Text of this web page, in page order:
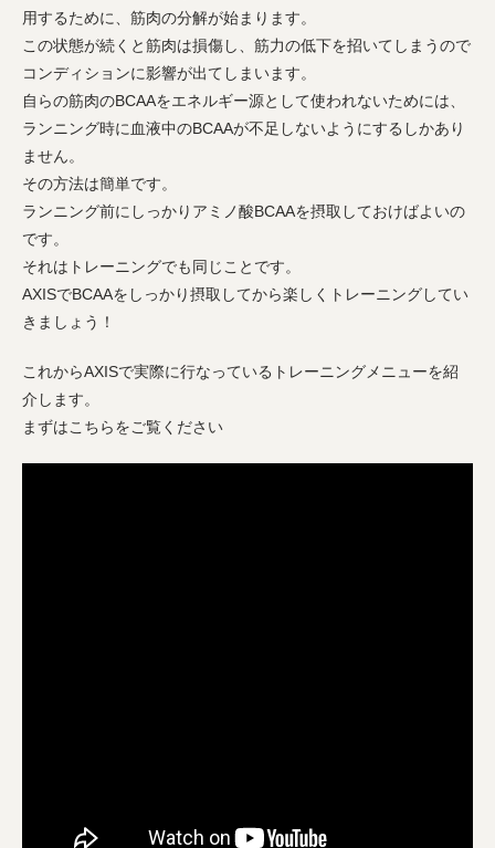
用するために、筋肉の分解が始まります。
この状態が続くと筋肉は損傷し、筋力の低下を招いてしまうので
コンディションに影響が出てしまいます。
自らの筋肉のBCAAをエネルギー源として使われないためには、
ランニング時に血液中のBCAAが不足しないようにするしかあり
ません。
その方法は簡単です。
ランニング前にしっかりアミノ酸BCAAを摂取しておけばよいの
です。
それはトレーニングでも同じことです。
AXISでBCAAをしっかり摂取してから楽しくトレーニングしてい
きましょう！
これからAXISで実際に行なっているトレーニングメニューを紹
介します。
まずはこちらをご覧ください